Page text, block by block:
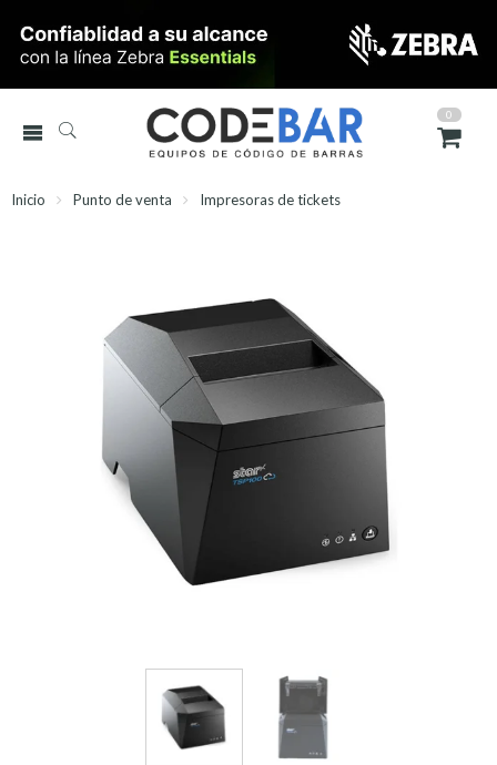
0
Inicio Punto de venta Impresoras de tickets